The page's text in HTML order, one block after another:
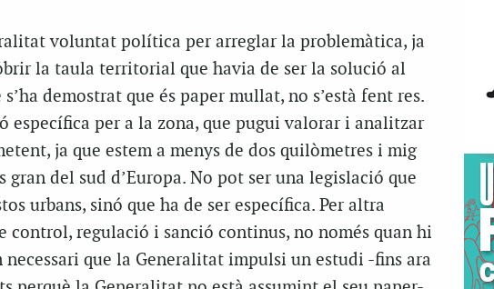
voluntat política per arreglar la problemàtica, ja
la taula territorial que havia de ser la solució al
demostrat que és paper mullat, no s’està fent res.
específica per a la zona, que pugui valorar i analitzar
ja que estem a menys de dos quilòmetres i mig
del sud d’Europa. No pot ser una legislació que
urbans, sinó que ha de ser específica. Per altra
control, regulació i sanció continus, no només quan hi
necessari que la Generalitat impulsi un estudi -fins ara